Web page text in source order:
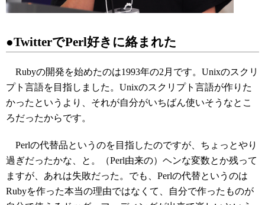
●TwitterでPerl好きに絡まれた
Rubyの開発を始めたのは1993年の2月です。Unixのスクリ
プト言語を目指しました。Unixのスクリプト言語が作りた
かったというより、それが自分がいちばん使いそうなとこ
ろだったからです。
Perlの代替品というのを目指したのですが、ちょっとやり
過ぎだったかな、と。（Perl由来の）ヘンな変数とか残って
ますが、あれは失敗だった。でも、Perlの代替というのは
Rubyを作った本当の理由ではなくて、自分で作ったものが